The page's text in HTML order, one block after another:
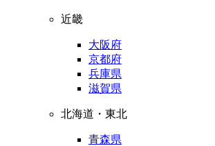
近畿
大阪府
京都府
兵庫県
滋賀県
北海道・東北
青森県